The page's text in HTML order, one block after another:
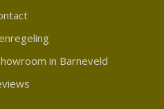
in Barneveld